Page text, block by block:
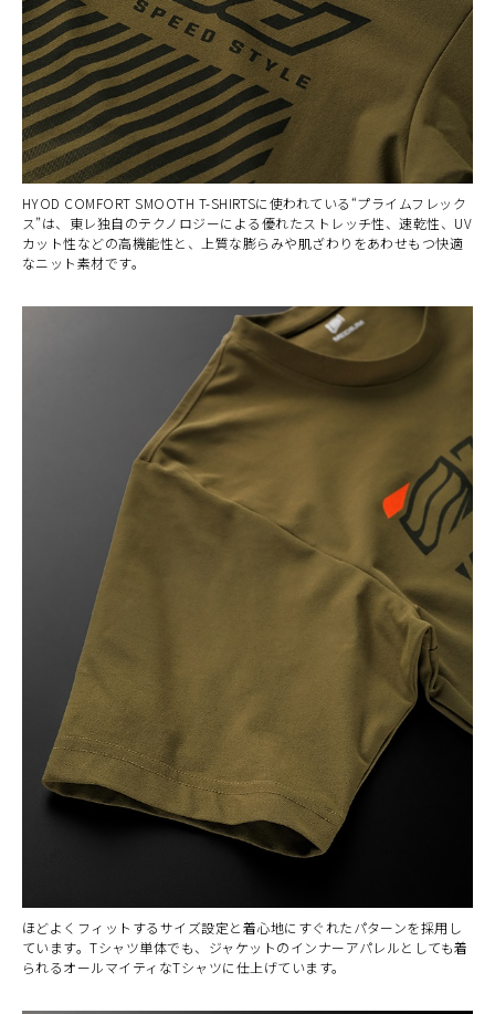
HYOD COMFORT SMOOTH T-SHIRTSに使われている“プライムフレック
ス”は、東レ独自のテクノロジーによる優れたストレッチ性、速乾性、UV
カット性などの高機能性と、上質な膨らみや肌ざわりをあわせもつ快適
なニット素材です。
ほどよくフィットするサイズ設定と着心地にすぐれたパターンを採用し
ています。Tシャツ単体でも、ジャケットのインナーアパレルとしても着
られるオールマイティなTシャツに仕上げています。
カラー・サイズ選択
BLACK
L カートに入れる